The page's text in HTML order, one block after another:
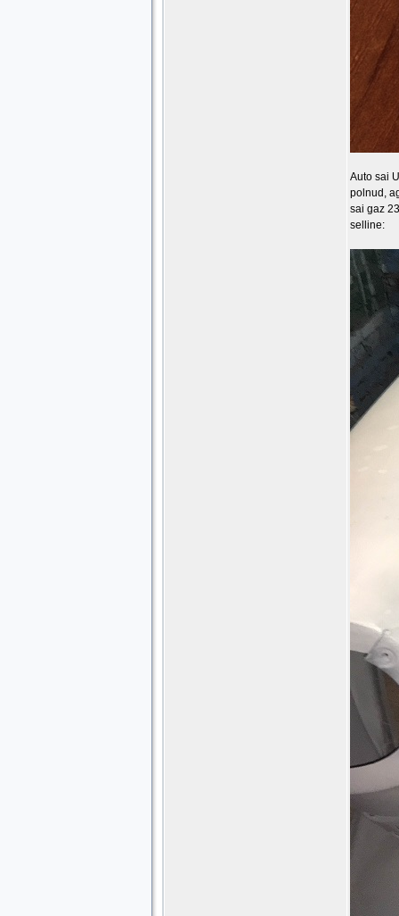
Auto sai
polnud,
sai gaz
selline: